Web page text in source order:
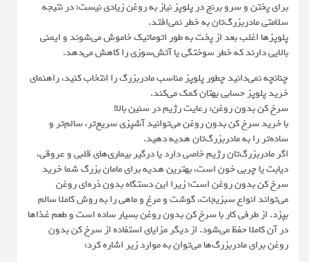
برای پختن و سرو برنج در پلوپز نیاز به روغن زیادی نیست؛ در نتیجه
سلامتی مادربزرگ‌تان به خطر نمی‌افتد.
پلوپزها اغلب بعد از پخت به طور اتوماتیک خاموش می‌شوند و ایمنی
بالایی دارند که خطر سوختگی یا آتش‌سوزی را کاهش می‌دهد.
چنانچه نمی‌دانید چطور پلوپز مناسب مادربزرگ را انتخاب کنید، راهنمای
خرید پلوپز حسابی بهتان کمک می‌کند.
سرخ کن بدون روغن: رعایت رژیم در سنین بالا!
با خرید سرخ کن بدون روغن می‌توانید آشپزی سریع‌تر، سالم‌تر و
ساده‌‌تر را به مادربزرگ‌تان هدیه دهید.
اگر مادربزرگ‌تان رژیم خاصی دارد یا درگیر بیماری‌های قلبی و عروقی،
دیابت یا چربی خون است، بهترین هدیه برای مامان بزرگ‌ شما خرید
سرخ کن بدون روغن است؛ زیرا این دستگاه بدون ذره‌ای روغن
می‌تواند انواع سبزیجات، گوشت و مرغ و ماهی را به روش کاملا سالم
بپزد. از طرفی کار با سرخ کن بدون روغن بسیار ساده است و طعم غذاها
در آن کاملا حفظ می‌شود. از دیگر مزایای استفاده از سرخ کن بدون
روغن برای مادربزرگ‌ها می‌توان به موارد زیر اشاره کرد: